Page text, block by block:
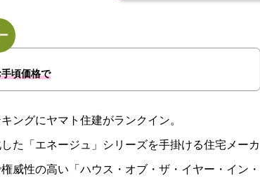
頃価格で
ングにヤマト住建がランクイン。
た「エネージュ」シリーズを手掛ける住宅メーカ
威性の高い「ハウス・オブ・ザ・イヤー・イン・